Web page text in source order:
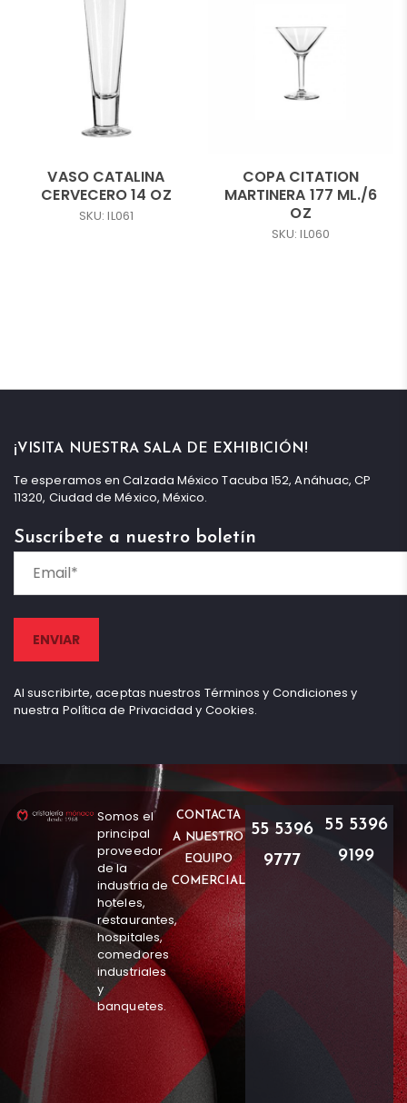
VASO CATALINA
CERVECERO 14 OZ
SKU: IL061
COPA CITATION
MARTINERA 177 ML./6
OZ
SKU: IL060
¡VISITA NUESTRA SALA DE EXHIBICIÓN!
Te esperamos en Calzada México Tacuba 152, Anáhuac, CP
11320, Ciudad de México, México.
Suscríbete a nuestro boletín
Al suscribirte, aceptas nuestros Términos y Condiciones y
nuestra Política de Privacidad y Cookies.
Somos el
principal
proveedor
de la
industria de
hoteles,
restaurantes,
hospitales,
comedores
industriales
y
banquetes.
CONTACTA
A NUESTRO
EQUIPO
COMERCIAL
55 5396
9777
55 5396
9199